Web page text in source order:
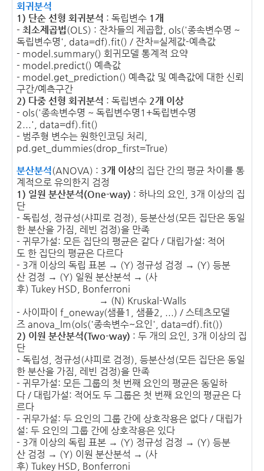
회귀분석
1) 단순 선형 회귀분석 : 독립변수 1개
- 최소제곱법(OLS) : 잔차들의 제곱합, ols('종속변수명 ~
독립변수명', data=df).fit() / 잔차=실제값-예측값
- model.summary() 회귀모델 통계적 요약
- model.predict() 예측값
- model.get_prediction() 예측값 및 예측값에 대한 신뢰
구간/예측구간
2) 다중 선형 회귀분석 : 독립변수 2개 이상
- ols('종속변수명 ~ 독립변수명1+독립변수명
2...', data=df).fit()
- 범주형 변수는 원핫인코딩 처리,
pd.get_dummies(drop_first=True)
분산분석(ANOVA) : 3개 이상의 집단 간의 평균 차이를 통
계적으로 유의한지 검정
1) 일원 분산분석(One-way) : 하나의 요인, 3개 이상의 집
단
- 독립성, 정규성(샤피로 검정), 등분산성(모든 집단은 동일
한 분산을 가짐, 레빈 검정)을 만족
- 귀무가설: 모든 집단의 평균은 같다 / 대립가설: 적어
도 한 집단의 평균은 다르다
- 3개 이상의 독립 표본 → (Y) 정규성 검정 → (Y) 등분
산 검정 → (Y) 일원 분산분석 → (사
후) Tukey HSD, Bonferroni
→ (N) Kruskal-Walls
- 사이파이 f_oneway(샘플1, 샘플2, ...) / 스테츠모델
즈 anova_lm(ols('종속변수~요인', data=df).fit())
2) 이원 분산분석(Two-way) : 두 개의 요인, 3개 이상의 집
단
- 독립성, 정규성(샤피로 검정), 등분산성(모든 집단은 동일
한 분산을 가짐, 레빈 검정)을 만족
- 귀무가설: 모든 그룹의 첫 번째 요인의 평균은 동일하
다 / 대립가설: 적어도 두 그룹은 첫 번째 요인의 평균은 다
르다
- 귀무가설: 두 요인의 그룹 간에 상호작용은 없다 / 대립가
설: 두 요인의 그룹 간에 상호작용은 있다
- 3개 이상의 독립 표본 → (Y) 정규성 검정 → (Y) 등분
산 검정 → (Y) 이원 분산분석 → (사
후) Tukey HSD, Bonferroni